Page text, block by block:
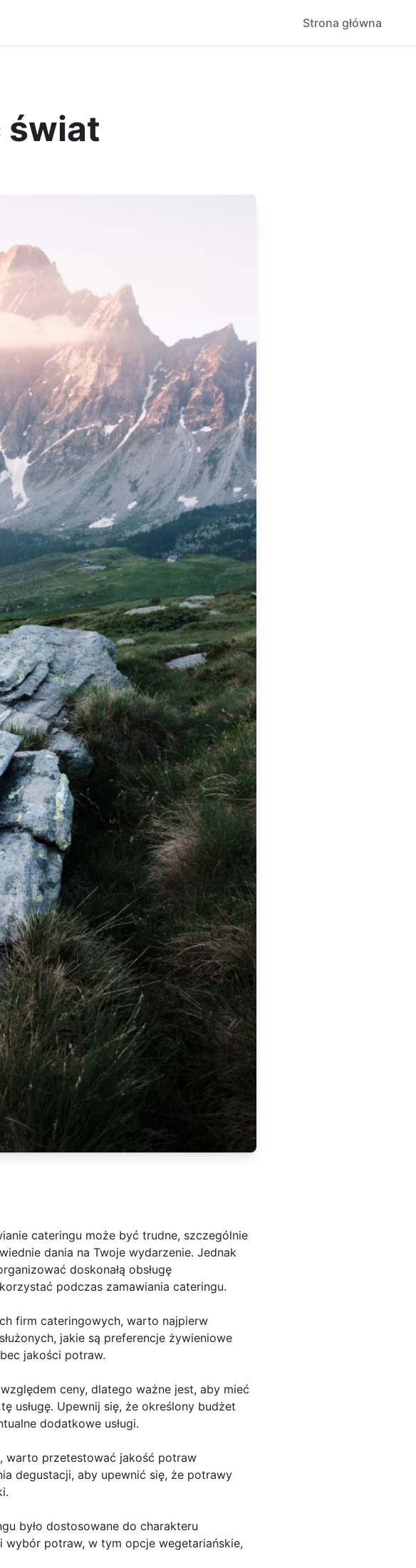
Strona główna
świat
cateringu może być trudne, szczególnie
dania na Twoje wydarzenie. Jednak
doskonałą obsługę
podczas zamawiania cateringu.
firm cateringowych, warto najpierw
jakie są preferencje żywieniowe
jakości potraw.
ceny, dlatego ważne jest, aby mieć
usługę. Upewnij się, że określony budżet
dodatkowe usługi.
warto przetestować jakość potraw
degustacji, aby upewnić się, że potrawy
było dostosowane do charakteru
potraw, w tym opcje wegetariańskie,